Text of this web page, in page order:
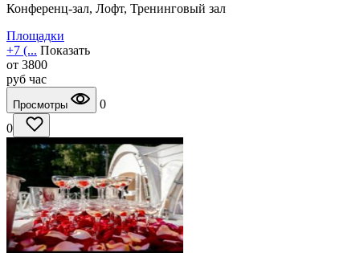
Конференц-зал, Лофт, Тренинговый зал
Площадки
+7 (... Показать
от 3800
руб час
Просмотры
0
0